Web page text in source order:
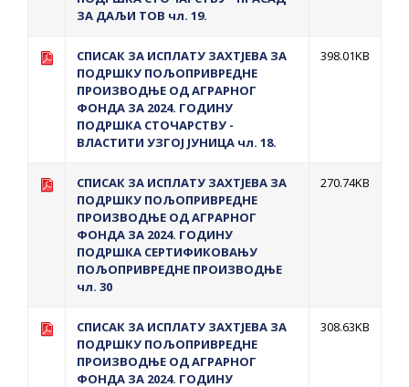
ЗА ДАЉИ ТОВ чл. 19.
СПИСАК ЗА ИСПЛАТУ ЗАХТЈЕВА ЗА
ПОДРШКУ ПОЉОПРИВРЕДНЕ
ПРОИЗВОДЊЕ ОД АГРАРНОГ
ФОНДА ЗА 2024. ГОДИНУ
ПОДРШКА СТОЧАРСТВУ -
ВЛАСТИТИ УЗГОЈ ЈУНИЦА чл. 18.
398.01KB
СПИСАК ЗА ИСПЛАТУ ЗАХТЈЕВА ЗА
ПОДРШКУ ПОЉОПРИВРЕДНЕ
ПРОИЗВОДЊЕ ОД АГРАРНОГ
ФОНДА ЗА 2024. ГОДИНУ
ПОДРШКА СЕРТИФИКОВАЊУ
ПОЉОПРИВРЕДНЕ ПРОИЗВОДЊЕ
чл. 30
270.74KB
СПИСАК ЗА ИСПЛАТУ ЗАХТЈЕВА ЗА
ПОДРШКУ ПОЉОПРИВРЕДНЕ
ПРОИЗВОДЊЕ ОД АГРАРНОГ
ФОНДА ЗА 2024. ГОДИНУ
308.63KB